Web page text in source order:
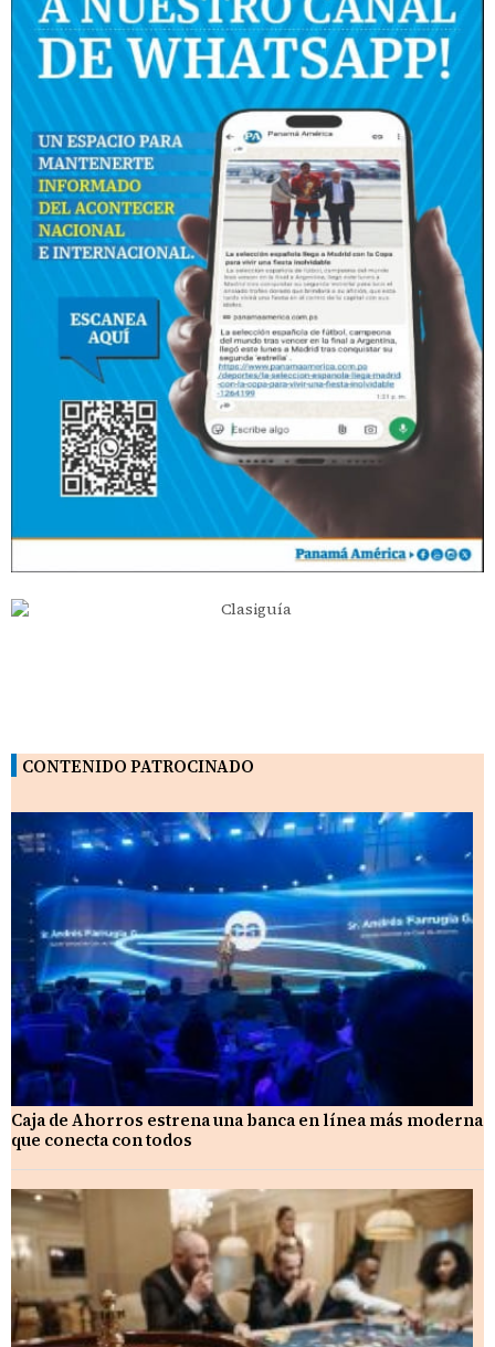
CONTENIDO PATROCINADO
Caja de Ahorros estrena una banca en línea más moderna
que conecta con todos